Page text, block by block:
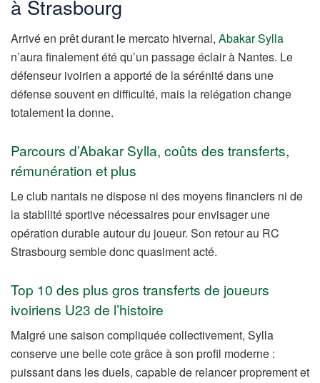
à Strasbourg
Arrivé en prêt durant le mercato hivernal, Abakar Sylla
n’aura finalement été qu’un passage éclair à Nantes. Le
défenseur ivoirien a apporté de la sérénité dans une
défense souvent en difficulté, mais la relégation change
totalement la donne.
Parcours d’Abakar Sylla, coûts des transferts,
rémunération et plus
Le club nantais ne dispose ni des moyens financiers ni de
la stabilité sportive nécessaires pour envisager une
opération durable autour du joueur. Son retour au RC
Strasbourg semble donc quasiment acté.
Top 10 des plus gros transferts de joueurs
ivoiriens U23 de l’histoire
Malgré une saison compliquée collectivement, Sylla
conserve une belle cote grâce à son profil moderne :
puissant dans les duels, capable de relancer proprement et